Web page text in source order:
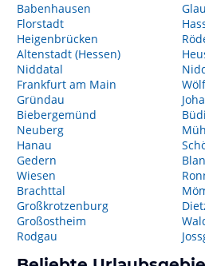
Babenhausen
Florstadt
Heigenbrücken
Altenstadt (Hessen)
Niddatal
Frankfurt am Main
Gründau
Biebergemünd
Neuberg
Hanau
Gedern
Wiesen
Brachttal
Großkrotzenburg
Großostheim
Rodgau